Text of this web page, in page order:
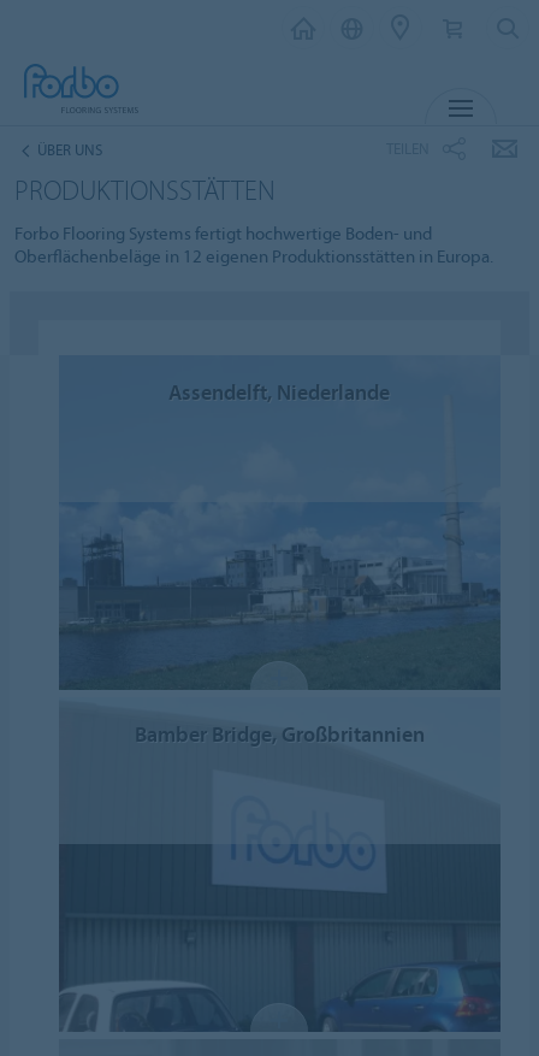
ÜBER UNS
PRODUKTIONSSTÄTTEN
Forbo Flooring Systems fertigt hochwertige Boden- und
Oberflächenbeläge in 12 eigenen Produktionsstätten in Europa.
Assendelft, Niederlande
Bamber Bridge, Großbritannien